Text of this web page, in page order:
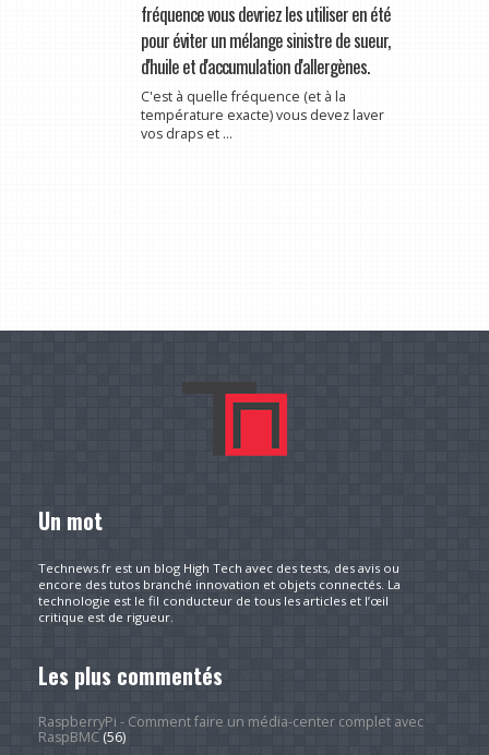
fréquence vous devriez les utiliser en été
pour éviter un mélange sinistre de sueur,
d'huile et d'accumulation d'allergènes.
C'est à quelle fréquence (et à la
température exacte) vous devez laver
vos draps et ...
Un mot
Technews.fr est un blog High Tech avec des tests, des avis ou
encore des tutos branché innovation et objets connectés. La
technologie est le fil conducteur de tous les articles et l’œil
critique est de rigueur.
Les plus commentés
RaspberryPi - Comment faire un média-center complet avec
RaspBMC(56)